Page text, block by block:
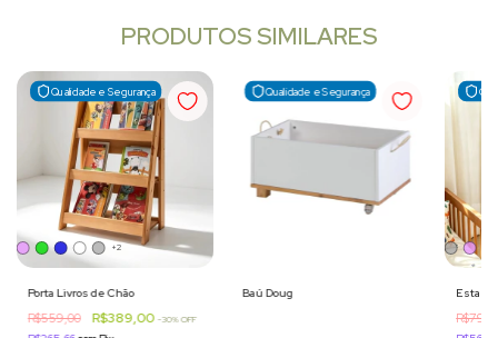
PRODUTOS SIMILARES
Qualidade e Segurança
+2
Porta Livros de Chão
R$559,00 R$389,00 -30% OFF
Qualidade e Segurança
Baú Doug